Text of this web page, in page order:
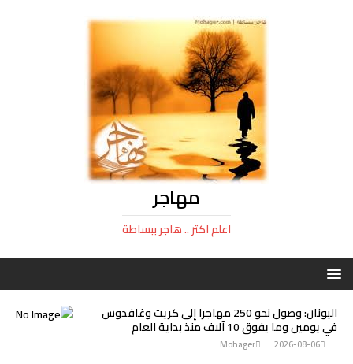
مهاجر
اعلم اكثر .. هاجر ببساطة
اليونان: وصول نحو 250 مهاجرا إلى كريت وغافدوس
في يومين وما يفوق 10 آلاف منذ بداية العام
2026-08-06
Mohager